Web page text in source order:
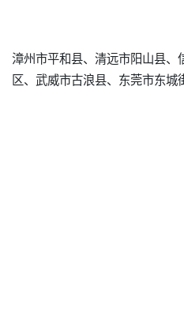
漳州市平和县、清远市阳山县、
区、武威市古浪县、东莞市东城